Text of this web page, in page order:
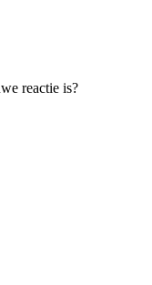
reactie is?